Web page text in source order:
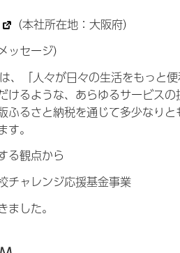
（本社所在地：大阪府）
セージ）
、「人々が日々の生活をもっと
けるような、あらゆるサービス
ふるさと納税を通じて多少なりと
。
る観点から
チャレンジ応援基金事業
した。